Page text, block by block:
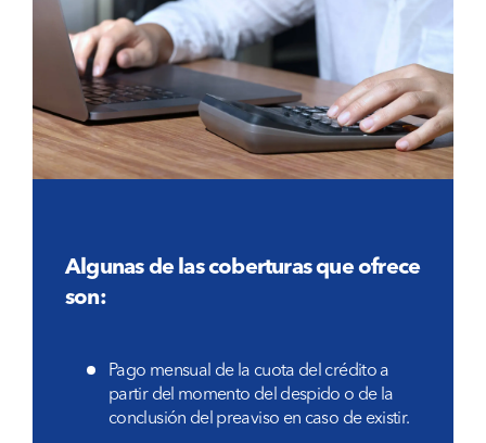
Algunas de las coberturas que ofrece
son:
Pago mensual de la cuota del crédito a
partir del momento del despido o de la
conclusión del preaviso en caso de existir.